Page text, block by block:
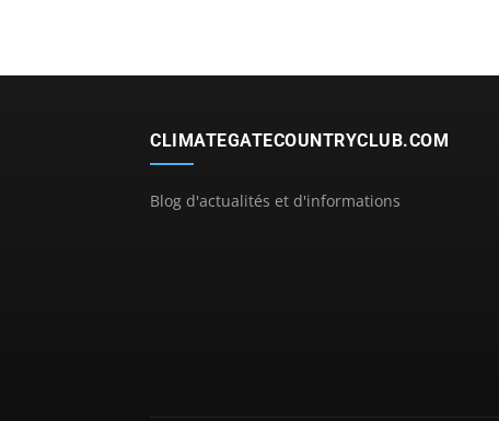
CLIMATEGATECOUNTRYCLUB.COM
Blog d'actualités et d'informations